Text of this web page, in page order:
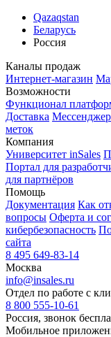
Qazaqstan
Беларусь
Россия
Каналы продаж
Интернет-магазин
Возможности
Функционал
Доставка
меток
Компания
Университет inSales
Портал для
для партнёров
Помощь
Документация Как
вопросы Оферта и
кибербезопасность
сайта
8 495 649-83-14
Москва
info@insales.ru
Отдел по работе с
8 800 555-10-61
Россия, звонок
Мобильное